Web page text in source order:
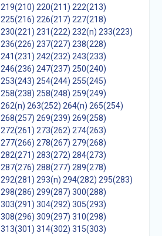
219(210) 220(211) 222(213)
225(216) 226(217) 227(218)
230(221) 231(222) 232(n) 233(223)
236(226) 237(227) 238(228)
241(231) 242(232) 243(233)
246(236) 247(237) 250(240)
253(243) 254(244) 255(245)
258(238) 258(248) 259(249)
262(n) 263(252) 264(n) 265(254)
268(257) 269(239) 269(258)
272(261) 273(262) 274(263)
277(266) 278(267) 279(268)
282(271) 283(272) 284(273)
287(276) 288(277) 289(278)
292(281) 293(n) 294(282) 295(283)
298(286) 299(287) 300(288)
303(291) 304(292) 305(293)
308(296) 309(297) 310(298)
313(301) 314(302) 315(303)